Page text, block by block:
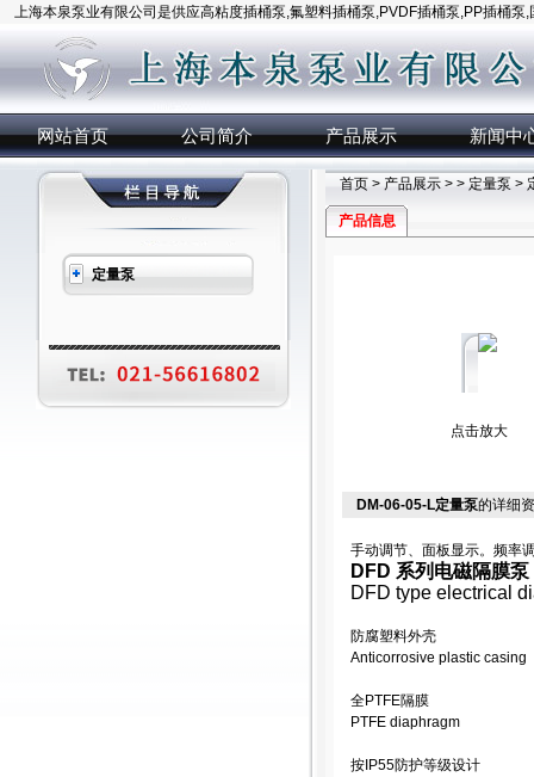
上海本泉泵业有限公司是供应高粘度插桶泵,氟塑料插桶泵,PVDF插桶泵,PP插桶泵
网站首页 公司简介 产品展示 新闻中
定量泵
首页 > 产品展示 > > 定量泵 >
产品信息
点击放大
DM-06-05-L定量泵的详细
手动调节、面板显示。频率
DFD 系列电磁隔膜泵
DFD type electrical
防腐塑料外壳
Anticorrosive plastic casing
全PTFE隔膜
PTFE diaphragm
按IP55防护等级设计